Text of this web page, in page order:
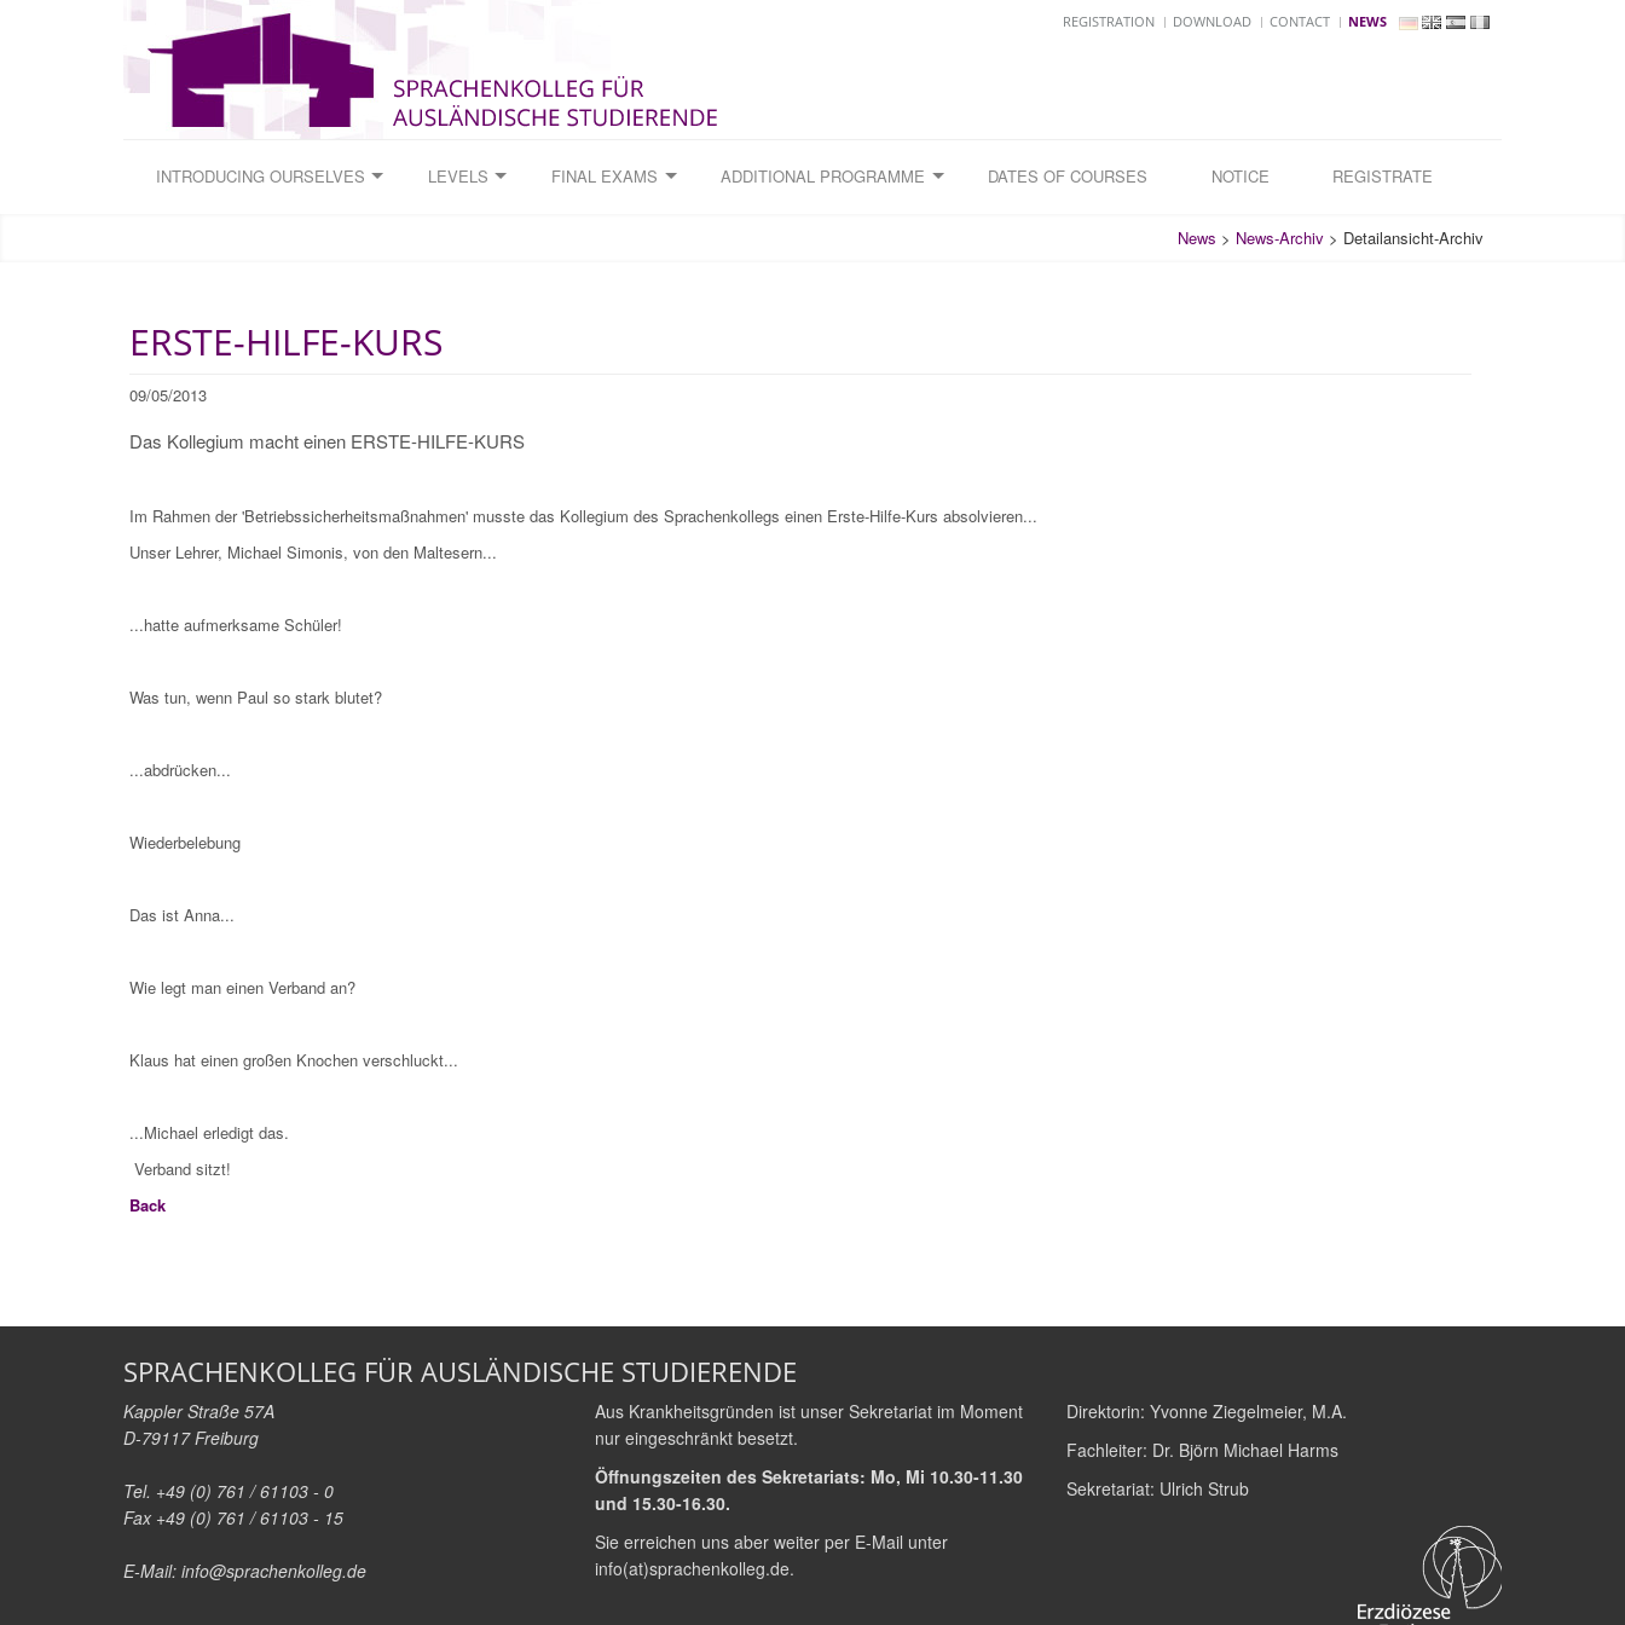
REGISTRATION DOWNLOAD CONTACT NEWS
INTRODUCING OURSELVES LEVELS FINAL EXAMS ADDITIONAL PROGRAMME DATES OF COURSES NOTICE REGISTRATE
News > News-Archiv > Detailansicht-Archiv
ERSTE-HILFE-KURS
09/05/2013
Das Kollegium macht einen ERSTE-HILFE-KURS
Im Rahmen der 'Betriebssicherheitsmaßnahmen' musste das Kollegium des Sprachenkollegs einen Erste-Hilfe-Kurs absolvieren...
Unser Lehrer, Michael Simonis, von den Maltesern...
...hatte aufmerksame Schüler!
Was tun, wenn Paul so stark blutet?
...abdrücken...
Wiederbelebung
Das ist Anna...
Wie legt man einen Verband an?
Klaus hat einen großen Knochen verschluckt...
...Michael erledigt das.
Verband sitzt!
Back
SPRACHENKOLLEG FÜR AUSLÄNDISCHE STUDIERENDE
Kappler Straße 57A
D-79117 Freiburg
Tel. +49 (0) 761 / 61103 - 0
Fax +49 (0) 761 / 61103 - 15
E-Mail: info@sprachenkolleg.de
Aus Krankheitsgründen ist unser Sekretariat im Moment
nur eingeschränkt besetzt.
Öffnungszeiten des Sekretariats: Mo, Mi 10.30-11.30
und 15.30-16.30.
Sie erreichen uns aber weiter per E-Mail unter
info(at)sprachenkolleg.de.
Direktorin: Yvonne Ziegelmeier, M.A.
Fachleiter: Dr. Björn Michael Harms
Sekretariat: Ulrich Strub